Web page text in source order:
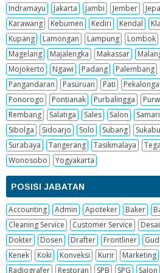
Indramayu
Jakarta Jambi Jember
Karawang
Kebumen Kediri Kendal
Kupang
Lamongan Lampung Lombok
Magelang
Majalengka Makassar
Mojokerto
Ngawi Padang Palembang
Pangandaran
Pasuruan Pati
Ponorogo
Pontianak Purbalingga
Rembang
Salatiga Sales Salon
Sibolga
Sidoarjo Solo Subang
Surabaya
Tangerang Tasikmalaya
Wonosobo
Yogyakarta
POSISI JABATAN
Accounting Admin Apoteker Baker
Cleaning Service
Customer Service
Dokter
Dosen Drafter Frontliner
Kenek
Koki Konveksi Kurir Marketing
Radiografer
Restoran SPB SPG Salon